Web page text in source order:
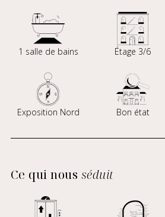
1 salle de bains Étage 3/6
Exposition Nord Bon état
Ce qui nous séduit